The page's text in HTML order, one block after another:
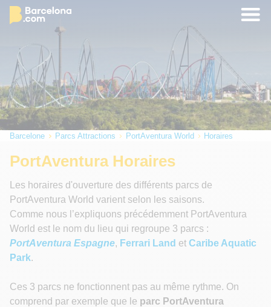
Barcelone Parcs Attractions PortAventura World Horaires
PortAventura Horaires
Les horaires d'ouverture des différents parcs de
PortAventura World varient selon les saisons.
Comme nous l’expliquons précédemment PortAventura
World est le nom du lieu qui regroupe 3 parcs :
PortAventura Espagne, Ferrari Land et Caribe Aquatic
Park.
Ces 3 parcs ne fonctionnent pas au même rythme. On
comprend par exemple que le parc PortAventura